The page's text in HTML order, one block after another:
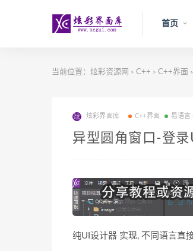
首页
当前位置： 炫彩资源网 > C++ > C++界面 >
炫彩界面库 C++界面 易语言
异型圆角窗口-登录
纯UI设计器 实现, 不同语言直